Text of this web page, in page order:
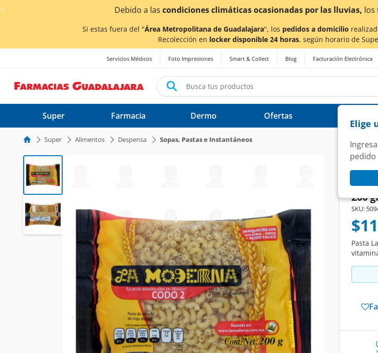
< div class="carousel-inner">
tiempos de entrega podrían verse afectados.
Si estas fuera del "Área Metropolitana de Guadalajara", los pedidos a domicilio
Recolección en locker disponible 24 horas, según horario de
Servicios Médicos Foto Impresiones Smart & Collect Blog Facturación Electrónica
Elige
pedido
Super Farmacia Dermo Ofertas
Super Alimentos Despensa Sopas, Pastas e Instantáneos
LA
200
SKU:
Pasta